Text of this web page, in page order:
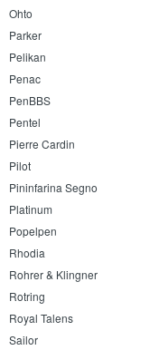
Ohto
Parker
Pelikan
Penac
PenBBS
Pentel
Pierre Cardin
Pilot
Pininfarina Segno
Platinum
Popelpen
Rhodia
Rohrer & Klingner
Rotring
Royal Talens
Sailor